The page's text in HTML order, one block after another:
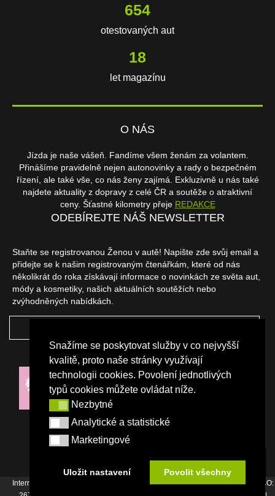
Snažíme se poskytovat služby v co nejvyšší
kvalitě, proto naše stránky využívají
technologii cookies. Povolení jednotlivých
typů cookies můžete ovládat níže.
NezbytnéNezbytné
Analytické a statistické
Analytické a statistické
Marketingové
Marketingové
Uložit nastavení Povolit všechny
654
otestovaných aut
18
let magazínu
O NÁS
Jízda je naše vášeň. Fandíme všem ženám za volantem.
Přinášíme pravidelně nejen autonovinky a rady o bezpečném
řízení, ale také vše, co nás ženy zajímá. Exkluzivně u nás také
najdete aktuality z dopravy z celé ČR a soutěže o atraktivní
ceny. Šťastné kilometry přeje REDAKCE
ODEBÍREJTE NÁŠ NEWSLETTER
Staňte se registrovanou Ženou v autě! Napište zde svůj email a
přidejte se k našim registrovaným čtenářkám, které od nás
několikrát do roka získávají informace o novinkách ze světa aut,
módy a kosmetiky, našich aktuálních soutěžích nebo
zvýhodněných nabídkách.
NAŠI PARTNEŘI
Internetový magazín Žena v autě vydává vydavatelství Srdce Evropy s.r.o., IČO: